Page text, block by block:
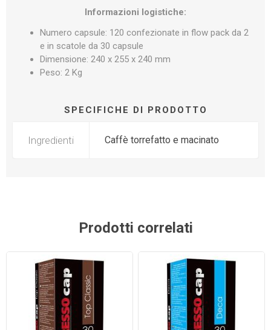
Informazioni logistiche:
Numero capsule: 120 confezionate in flow pack da 2
e in scatole da 30 capsule
Dimensione: 240 x 255 x 240 mm
Peso: 2 Kg
SPECIFICHE DI PRODOTTO
Ingredienti Caffè torrefatto e macinato
Prodotti correlati